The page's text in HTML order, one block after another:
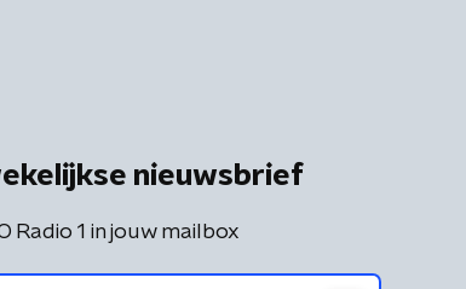
nieuwsbrief
Radio 1 in jouw mailbox